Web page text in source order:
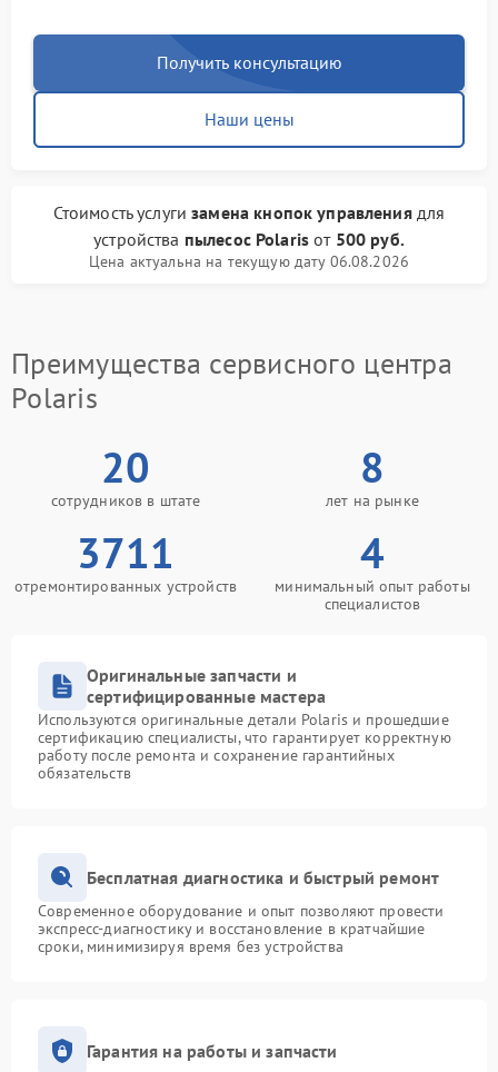
Получить консультацию
Наши цены
Стоимость услугизамена кнопок управлениядля
устройства пылесос Polaris от 500 руб.
Цена актуальна на текущую дату 06.08.2026
Преимущества сервисного центра
Polaris
20
сотрудников в штате
8
лет на рынке
3711
отремонтированных устройств
4
минимальный опыт работы
специалистов
Оригинальные запчасти и
сертифицированные мастера
Используются оригинальные детали Polaris и прошедшие
сертификацию специалисты, что гарантирует корректную
работу после ремонта и сохранение гарантийных
обязательств
Бесплатная диагностика и быстрый ремонт
Современное оборудование и опыт позволяют провести
экспресс-диагностику и восстановление в кратчайшие
сроки, минимизируя время без устройства
Гарантия на работы и запчасти